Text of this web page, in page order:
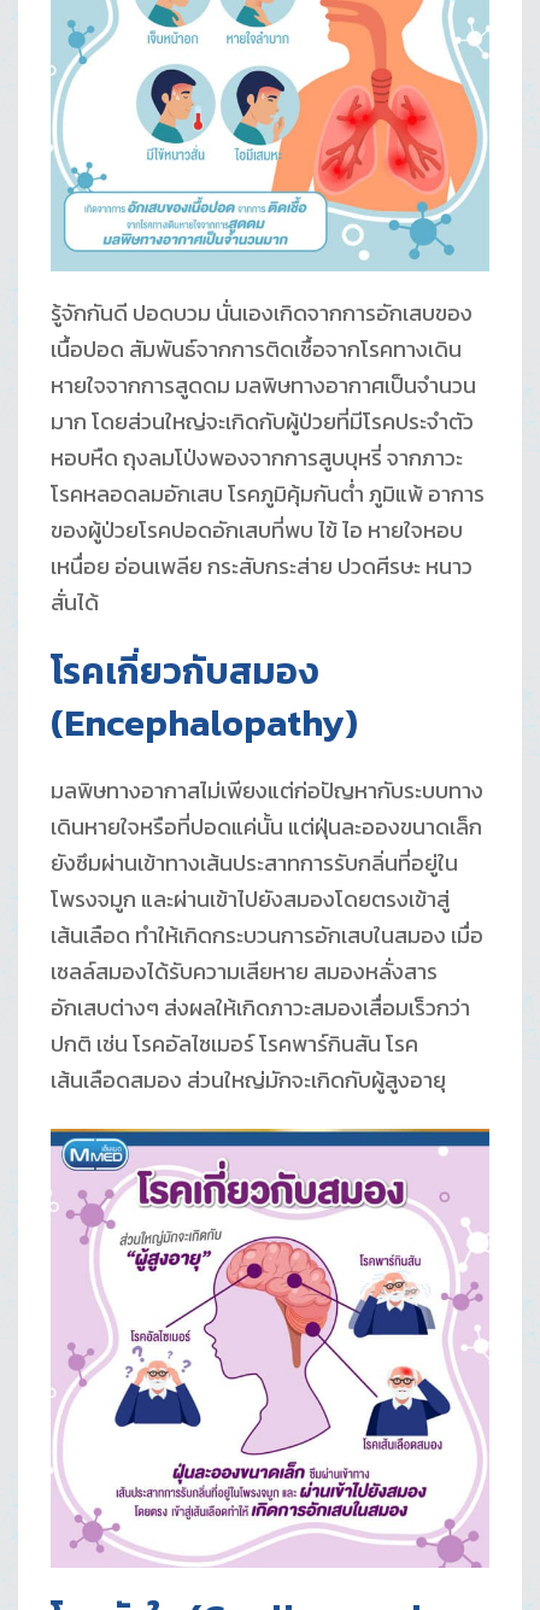
รู้จักกันดี ปอดบวม นั่นเองเกิดจากการอักเสบของ
เนื้อปอด สัมพันธ์จากการติดเชื้อจากโรคทางเดิน
หายใจจากการสูดดม มลพิษทางอากาศเป็นจำนวน
มาก โดยส่วนใหญ่จะเกิดกับผู้ป่วยที่มีโรคประจำตัว
หอบหืด ถุงลมโป่งพองจากการสูบบุหรี่ จากภาวะ
โรคหลอดลมอักเสบ โรคภูมิคุ้มกันต่ำ ภูมิแพ้ อาการ
ของผู้ป่วยโรคปอดอักเสบที่พบ ไข้ ไอ หายใจหอบ
เหนื่อย อ่อนเพลีย กระสับกระส่าย ปวดศีรษะ หนาว
สั่นได้
โรคเกี่ยวกับสมอง
(Encephalopathy)
มลพิษทางอากาสไม่เพียงแต่ก่อปัญหากับระบบทาง
เดินหายใจหรือที่ปอดแค่นั้น แต่ฝุ่นละอองขนาดเล็ก
ยังซึมผ่านเข้าทางเส้นประสาทการรับกลิ่นที่อยู่ใน
โพรงจมูก และผ่านเข้าไปยังสมองโดยตรงเข้าสู่
เส้นเลือด ทำให้เกิดกระบวนการอักเสบในสมอง เมื่อ
เซลล์สมองได้รับความเสียหาย สมองหลั่งสาร
อักเสบต่างๆ ส่งผลให้เกิดภาวะสมองเสื่อมเร็วกว่า
ปกติ เช่น โรคอัลไซเมอร์ โรคพาร์กินสัน โรค
เส้นเลือดสมอง ส่วนใหญ่มักจะเกิดกับผู้สูงอายุ